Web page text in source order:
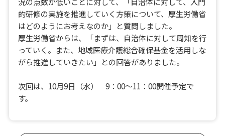
的研修の実施を推進していく方策について、厚生労働省
はどのようにお考えなのか」と質問しました。
厚生労働省からは、「まずは、自治体に対して周知を行
っていく。また、地域医療介護総合確保基金を活用しな
がら推進していきたい」との回答がありました。
次回は、10月9日（水） 9：00～11：00開催予定で
す。